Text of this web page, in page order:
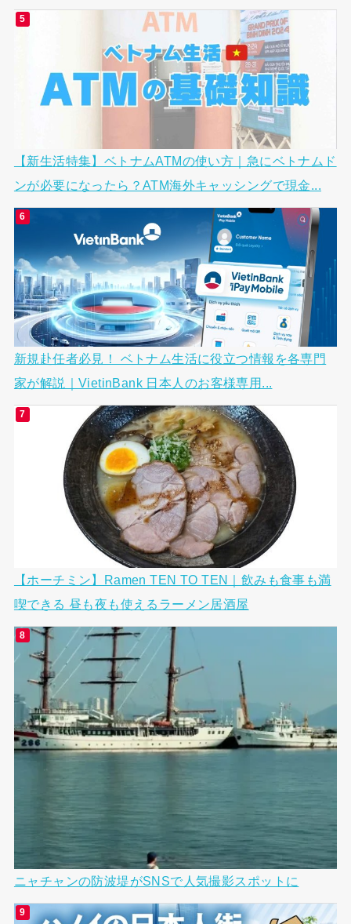
【新生活特集】ベトナムATMの使い方｜急にベトナムド
ンが必要になったら？ATM海外キャッシングで現金...
新規赴任者必見！ ベトナム生活に役立つ情報を各専門
家が解説｜VietinBank 日本人のお客様専用...
【ホーチミン】Ramen TEN TO TEN｜飲みも食事も満
喫できる 昼も夜も使えるラーメン居酒屋
ニャチャンの防波堤がSNSで人気撮影スポットに